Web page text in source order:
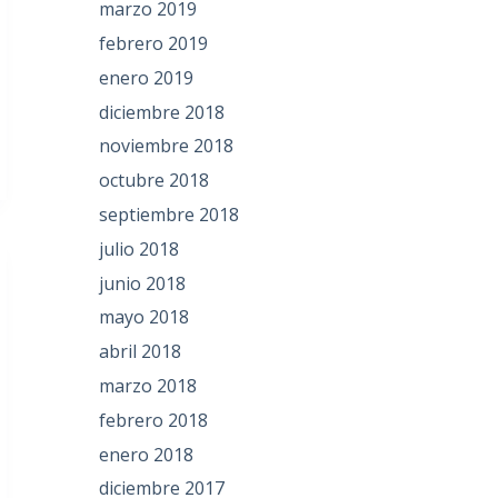
marzo 2019
febrero 2019
enero 2019
diciembre 2018
noviembre 2018
octubre 2018
septiembre 2018
julio 2018
junio 2018
mayo 2018
abril 2018
marzo 2018
febrero 2018
enero 2018
diciembre 2017